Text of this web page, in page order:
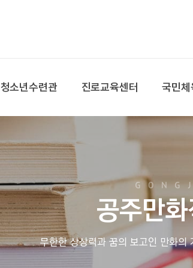
청소년수련관 진로교육센터 국민체
공주만
무한한 상상력과 꿈의 보고인 만화